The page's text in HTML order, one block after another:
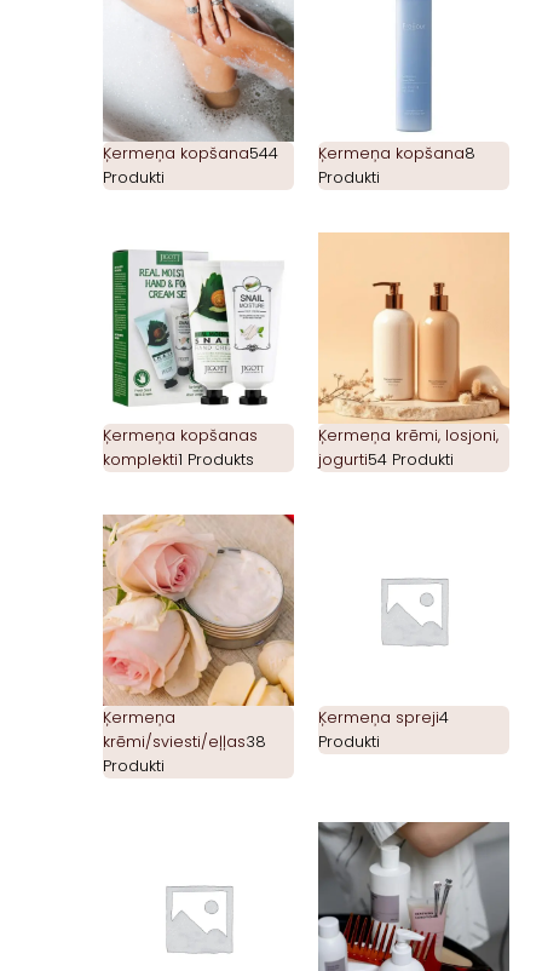
Ķermeņa kopšana544
Produkti
Ķermeņa kopšana8
Produkti
Ķermeņa kopšanas
komplekti1 Produkts
Ķermeņa krēmi, losjoni,
jogurti54 Produkti
Ķermeņa
krēmi/sviesti/eļļas38
Produkti
Ķermeņa spreji4
Produkti